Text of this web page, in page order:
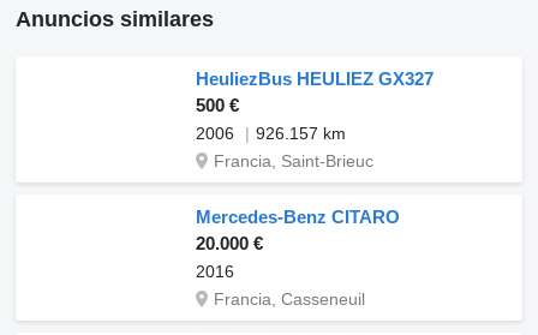
Anuncios similares
HeuliezBus HEULIEZ GX327
500 €
2006
926.157 km
Francia, Saint-Brieuc
Mercedes-Benz CITARO
20.000 €
2016
Francia, Casseneuil